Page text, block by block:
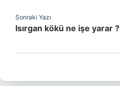
Sonraki Yazı
Isırgan kökü ne işe yarar ?